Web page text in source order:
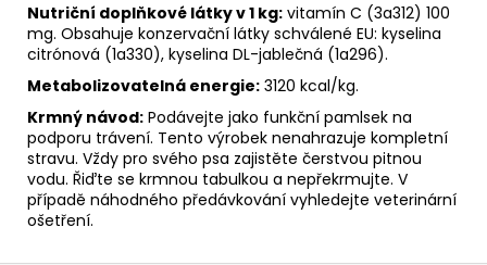
Nutriční doplňkové látky v 1 kg: vitamín C (3a312) 100
mg. Obsahuje konzervační látky schválené EU: kyselina
citrónová (1a330), kyselina DL-jablečná (1a296).
Metabolizovatelná energie: 3120 kcal/kg.
Krmný návod: Podávejte jako funkční pamlsek na
podporu trávení. Tento výrobek nenahrazuje kompletní
stravu. Vždy pro svého psa zajistěte čerstvou pitnou
vodu. Řiďte se krmnou tabulkou a nepřekrmujte. V
případě náhodného předávkování vyhledejte veterinární
ošetření.